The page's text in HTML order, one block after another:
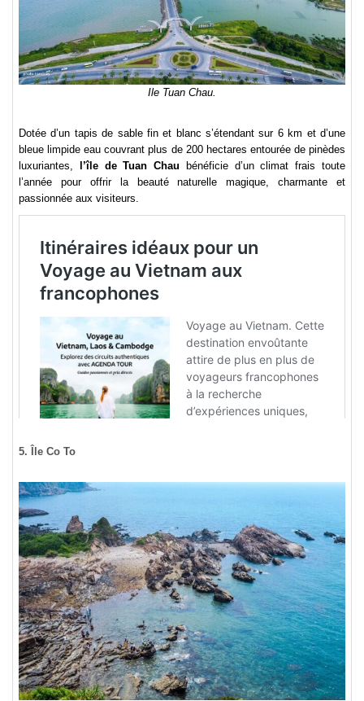
Ile Tuan Chau.
Dotée d’un tapis de sable fin et blanc s’étendant sur 6 km et d’une
bleue limpide eau couvrant plus de 200 hectares entourée de pinèdes
luxuriantes,
l’île de Tuan Chau bénéficie d’un climat frais toute
l’année pour offrir la beauté naturelle magique, charmante et
passionnée aux visiteurs.
5. Île Co To